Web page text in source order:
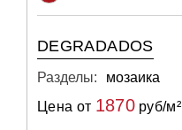
DEGRADADOS
Разделы:
мозаика
Цена от 1870руб/м²